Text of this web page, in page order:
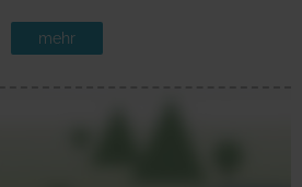
mehr